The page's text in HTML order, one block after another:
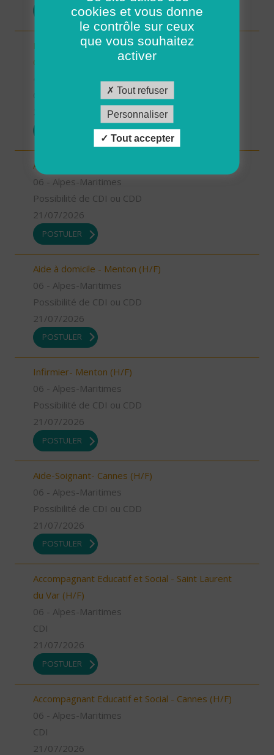
POSTULER
Responsable de secteur sur Noyers sur Cher -
CDD 2 mois Temps Plein (H/F)
41 - Loir-et-Cher
Aide à domicile- Antibes (H/F)
06 - Alpes-Maritimes
Possibilité de CDI ou CDD
21/07/2026
POSTULER
Aide à domicile - Menton (H/F)
06 - Alpes-Maritimes
Possibilité de CDI ou CDD
21/07/2026
POSTULER
Infirmier- Menton (H/F)
06 - Alpes-Maritimes
Possibilité de CDI ou CDD
21/07/2026
POSTULER
Aide-Soignant- Cannes (H/F)
06 - Alpes-Maritimes
Possibilité de CDI ou CDD
21/07/2026
POSTULER
Accompagnant Educatif et Social - Saint Laurent
du Var (H/F)
06 - Alpes-Maritimes
CDI
21/07/2026
POSTULER
Accompagnant Educatif et Social - Cannes (H/F)
06 - Alpes-Maritimes
CDI
21/07/2026
cookies et vous donne
le contrôle sur ceux
que vous souhaitez
activer
Tout refuser
Personnaliser
Tout accepter